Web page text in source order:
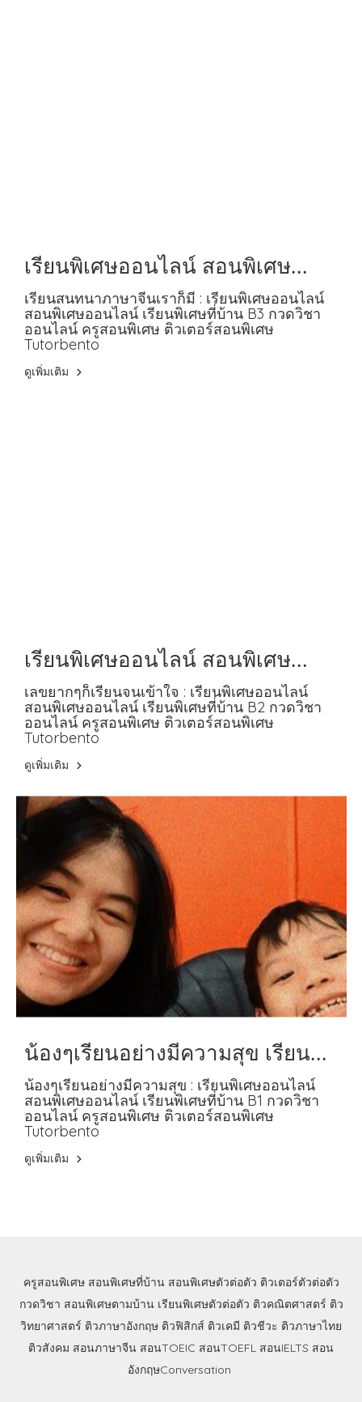
เรียนพิเศษออนไลน์ สอนพิเศษ
ออนไลน์ เรียนพิเศษที่บ้าน B3
เรียนสนทนาภาษาจีนเราก็มี : เรียนพิเศษออนไลน์
สอนพิเศษออนไลน์ เรียนพิเศษที่บ้าน B3 กวดวิชา
ออนไลน์ ครูสอนพิเศษ ติวเตอร์สอนพิเศษ
Tutorbento
ดูเพิ่มเติม
เรียนพิเศษออนไลน์ สอนพิเศษ
ออนไลน์ เรียนพิเศษที่บ้าน B2
เลขยากๆก็เรียนจนเข้าใจ : เรียนพิเศษออนไลน์
สอนพิเศษออนไลน์ เรียนพิเศษที่บ้าน B2 กวดวิชา
ออนไลน์ ครูสอนพิเศษ ติวเตอร์สอนพิเศษ
Tutorbento
ดูเพิ่มเติม
น้องๆเรียนอย่างมีความสุข เรียน
พิเศษที่บ้าน B1
น้องๆเรียนอย่างมีความสุข : เรียนพิเศษออนไลน์
สอนพิเศษออนไลน์ เรียนพิเศษที่บ้าน B1 กวดวิชา
ออนไลน์ ครูสอนพิเศษ ติวเตอร์สอนพิเศษ
Tutorbento
ดูเพิ่มเติม
ครูสอนพิเศษ สอนพิเศษที่บ้าน สอนพิเศษตัวต่อตัว ติวเตอร์ตัวต่อตัว
กวดวิชา สอนพิเศษตามบ้าน เรียนพิเศษตัวต่อตัว ติวคณิตศาสตร์ ติว
วิทยาศาสตร์ ติวภาษาอังกฤษ ติวฟิสิกส์ ติวเคมี ติวชีวะ ติวภาษาไทย
ติวสังคม สอนภาษาจีน สอนTOEIC สอนTOEFL สอนIELTS สอน
อังกฤษConversation